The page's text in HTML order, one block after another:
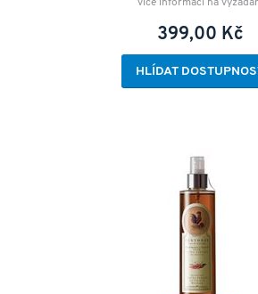
více informací na
399,00 Kč
HLÍDAT